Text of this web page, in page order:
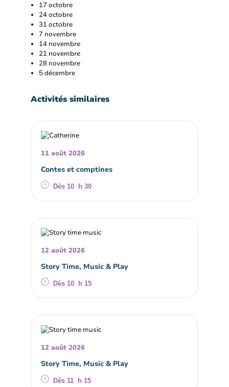
17 octobre
24 octobre
31 octobre
7 novembre
14 novembre
21 novembre
28 novembre
5 décembre
Activités similaires
11 août 2026
Contes et comptines
Dès 10 h 30
12 août 2026
Story Time, Music & Play
Dès 10 h 15
12 août 2026
Story Time, Music & Play
Dès 11 h 15